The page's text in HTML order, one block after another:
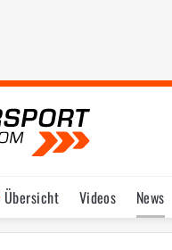
Übersicht Videos News
Fahrer & Teams
Bilder